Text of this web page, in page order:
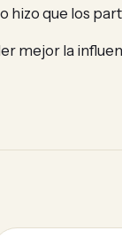
que los
mejor la